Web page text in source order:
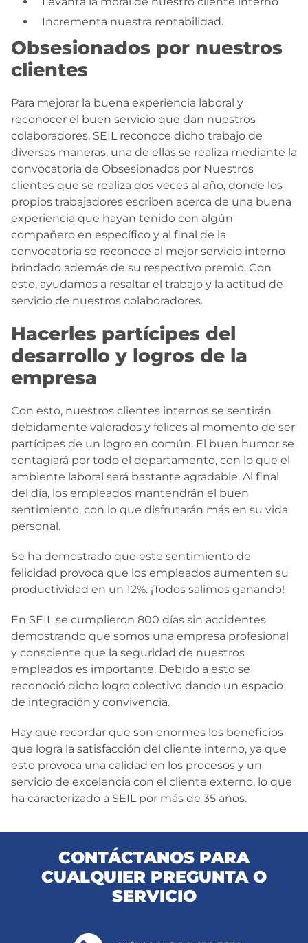
Incrementa nuestra rentabilidad.
Obsesionados por nuestros
clientes
Para mejorar la buena experiencia laboral y
reconocer el buen servicio que dan nuestros
colaboradores, SEIL reconoce dicho trabajo de
diversas maneras, una de ellas se realiza mediante la
convocatoria de Obsesionados por Nuestros
clientes que se realiza dos veces al año, donde los
propios trabajadores escriben acerca de una buena
experiencia que hayan tenido con algún
compañero en específico y al final de la
convocatoria se reconoce al mejor servicio interno
brindado además de su respectivo premio. Con
esto, ayudamos a resaltar el trabajo y la actitud de
servicio de nuestros colaboradores.
Hacerles partícipes del
desarrollo y logros de la
empresa
Con esto, nuestros clientes internos se sentirán
debidamente valorados y felices al momento de ser
partícipes de un logro en común. El buen humor se
contagiará por todo el departamento, con lo que el
ambiente laboral será bastante agradable. Al final
del día, los empleados mantendrán el buen
sentimiento, con lo que disfrutarán más en su vida
personal.
Se ha demostrado que este sentimiento de
felicidad provoca que los empleados aumenten su
productividad en un 12%. ¡Todos salimos ganando!
En SEIL se cumplieron 800 días sin accidentes
demostrando que somos una empresa profesional
y consciente que la seguridad de nuestros
empleados es importante. Debido a esto se
reconoció dicho logro colectivo dando un espacio
de integración y convivencia.
Hay que recordar que son enormes los beneficios
que logra la satisfacción del cliente interno, ya que
esto provoca una calidad en los procesos y un
servicio de excelencia con el cliente externo, lo que
ha caracterizado a SEIL por más de 35 años.
CONTÁCTANOS PARA
CUALQUIER PREGUNTA O
SERVICIO